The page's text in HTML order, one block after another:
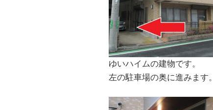
ゆいハイムの建物です。
左の駐車場の奥に進みます。